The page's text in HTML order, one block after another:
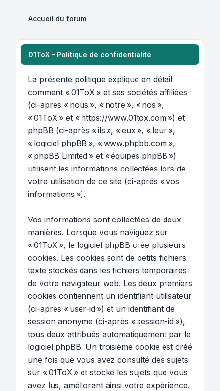
Accueil du forum
01ToX - Politique de confidentialité
La présente politique explique en détail
comment « 01ToX » et ses sociétés affiliées
(ci-après « nous », « notre », « nos »,
« 01ToX » et « https://www.01tox.com ») et
phpBB (ci-après « ils », « eux », « leur »,
« logiciel phpBB », « www.phpbb.com »,
« phpBB Limited » et « équipes phpBB »)
utilisent les informations collectées lors de
votre utilisation de ce site (ci-après « vos
informations »).
Vos informations sont collectées de deux
manières. Lorsque vous naviguez sur
« 01ToX », le logiciel phpBB crée plusieurs
cookies. Les cookies sont de petits fichiers
texte stockés dans les fichiers temporaires
de votre navigateur web. Les deux premiers
cookies contiennent un identifiant utilisateur
(ci-après « user-id ») et un identifiant de
session anonyme (ci-après « session-id »),
tous deux attribués automatiquement par le
logiciel phpBB. Un troisième cookie est créé
une fois que vous avez consulté des sujets
sur « 01ToX » et stocke les sujets que vous
avez lus, améliorant ainsi votre expérience.